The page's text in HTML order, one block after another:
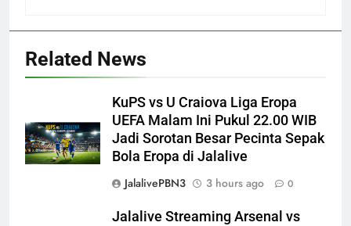
Related News
KuPS vs U Craiova Liga Eropa
UEFA Malam Ini Pukul 22.00 WIB
Jadi Sorotan Besar Pecinta Sepak
Bola Eropa di Jalalive
JalalivePBN3
3 hours ago 0
Jalalive Streaming Arsenal vs